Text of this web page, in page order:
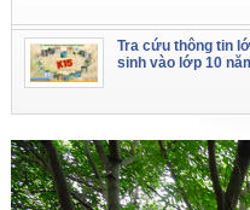
Tra cứu thông tin
sinh vào lớp 10